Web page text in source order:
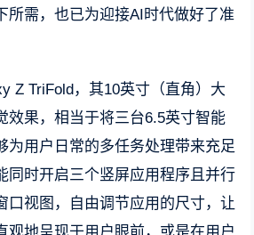
所需，也已为迎接AI时代做好了准
Z TriFold，其10英寸（直角）大
效果，相当于将三台6.5英寸智能
为用户日常的多任务处理带来充足
同时开启三个竖屏应用程序且并行
口视图，自由调节应用的尺寸，让